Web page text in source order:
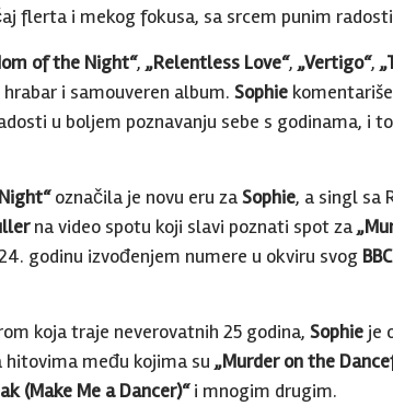
flerta i mekog fokusa, sa srcem punim radosti
of the Night“, „Relentless Love“, „Vertigo“,
i samouveren album. Sophie
u boljem poznavanju sebe s godinama, i
označila je novu eru zaSophie, a singl sa
na video spotu koji slavi poznati spot za
godinu izvođenjem numere u okviru svog BBC
koja traje neverovatnih 25 godina, Sophie je
hitovima među kojima su „Murder on the
(Make Me a Dancer)“i mnogim drugim.